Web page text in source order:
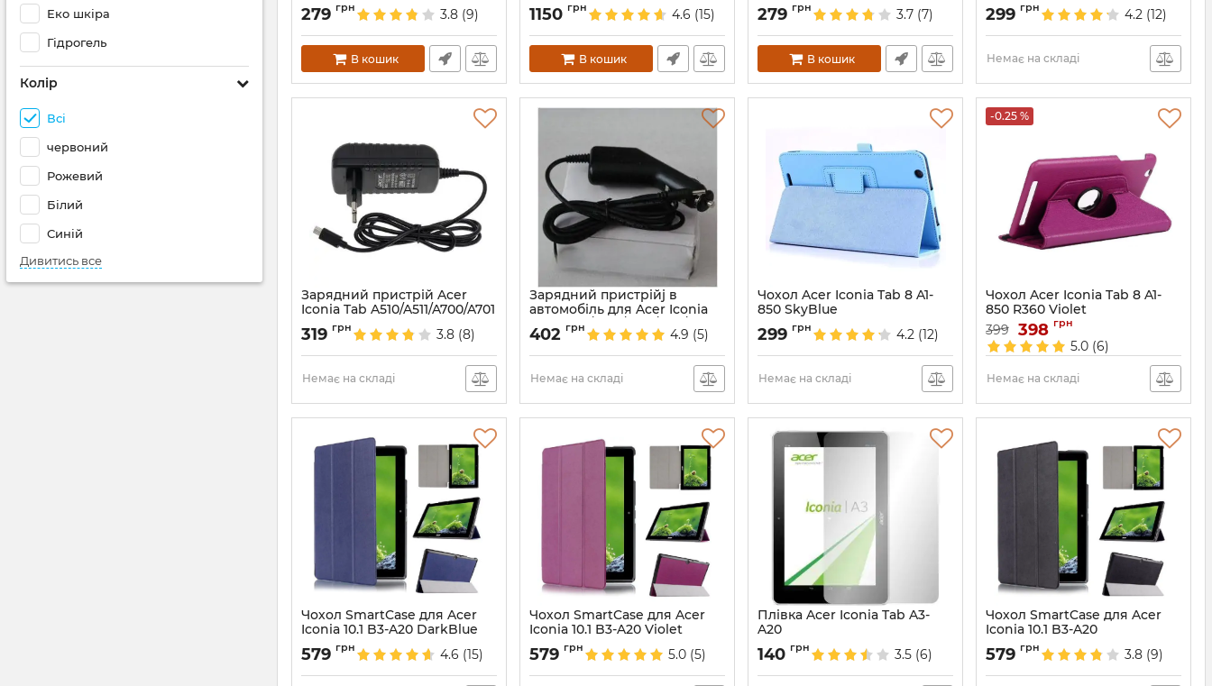
Еко шкіра
Гідрогель
Колір
Всі
червоний
Рожевий
Білий
Синій
Дивитись все
Артикул:2042
279 грн 3.8 (9)
В кошик
Артикул:2003
1150 грн 4.6 (15)
В кошик
279 грн 3.7 (7)
В кошик
A500/A501/A100/A101/A200
Артикул: 659
299 грн 4.2 (12)
Немає на складі
Зарядний пристрій Acer
Iconia Tab A510/A511/A700/A701
Артикул:661
319 грн 3.8 (8)
Немає на складі
Зарядний пристрійj в
автомобіль для Acer Iconia
Tab A500/A501/A100/A101/A200
Артикул: 660
402 грн 4.9 (5)
Немає на складі
Чохол Acer Iconia Tab 8 A1-
850 SkyBlue
Артикул:2225
299 грн 4.2 (12)
Немає на складі
-0.25 %
Чохол Acer Iconia Tab 8 A1-
850 R360 Violet
Артикул:2203
399 398 грн
5.0 (6)
Немає на складі
Чохол SmartCase для Acer
Iconia 10.1 B3-A20 DarkBlue
Артикул:2060
579 грн 4.6 (15)
Чохол SmartCase для Acer
Iconia 10.1 B3-A20 Violet
Артикул:2061
579 грн 5.0 (5)
Плівка Acer Iconia Tab A3-
A20
Артикул:1081
140 грн 3.5 (6)
Чохол SmartCase для Acer
Iconia 10.1 B3-A20
Артикул:2054
579 грн 3.8 (9)